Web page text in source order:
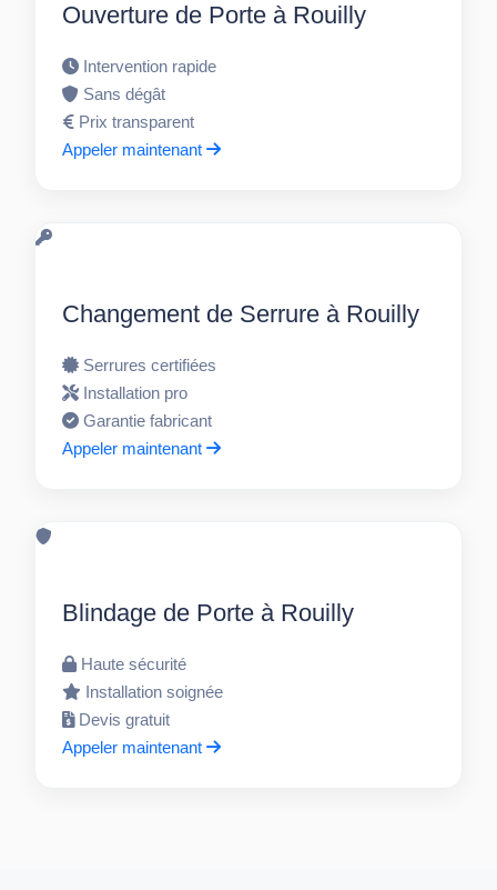
Ouverture de Porte à Rouilly
Intervention rapide
Sans dégât
Prix transparent
Appeler maintenant
Changement de Serrure à Rouilly
Serrures certifiées
Installation pro
Garantie fabricant
Appeler maintenant
Blindage de Porte à Rouilly
Haute sécurité
Installation soignée
Devis gratuit
Appeler maintenant